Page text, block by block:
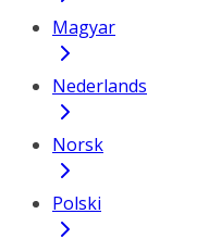
Magyar
Nederlands
Norsk
Polski